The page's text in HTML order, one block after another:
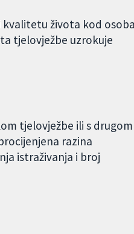
života kod osoba
tjelovježbe uzrokuje
tjelovježbe ili s drugom
razina
istraživanja i broj